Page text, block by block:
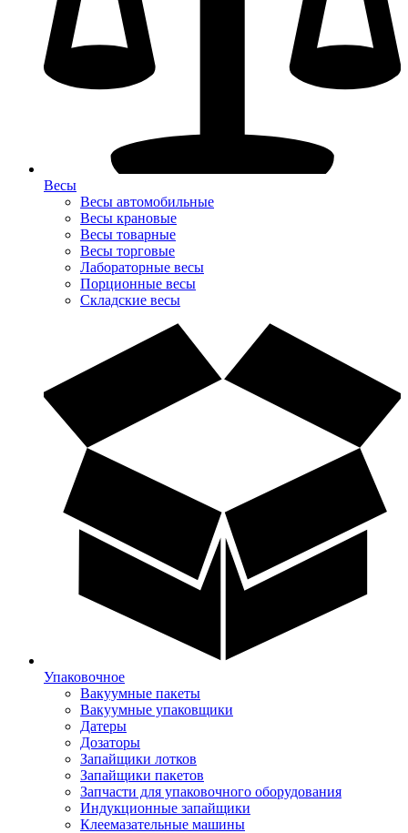
Весы
Весы автомобильные
Весы крановые
Весы товарные
Весы торговые
Лабораторные весы
Порционные весы
Складские весы
Упаковочное
Вакуумные пакеты
Вакуумные упаковщики
Датеры
Дозаторы
Запайщики лотков
Запайщики пакетов
Запчасти для упаковочного оборудования
Индукционные запайщики
Клеемазательные машины